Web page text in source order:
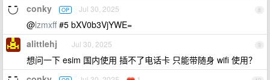
8
conky OP Jul 30, 2025
@lzmxff#5 bXV0b3VjYWE=
9
alittlehj Jul 30, 2025
想问一下 esim 国内使用 插不了电话卡 只能带随身 wifi 使用？